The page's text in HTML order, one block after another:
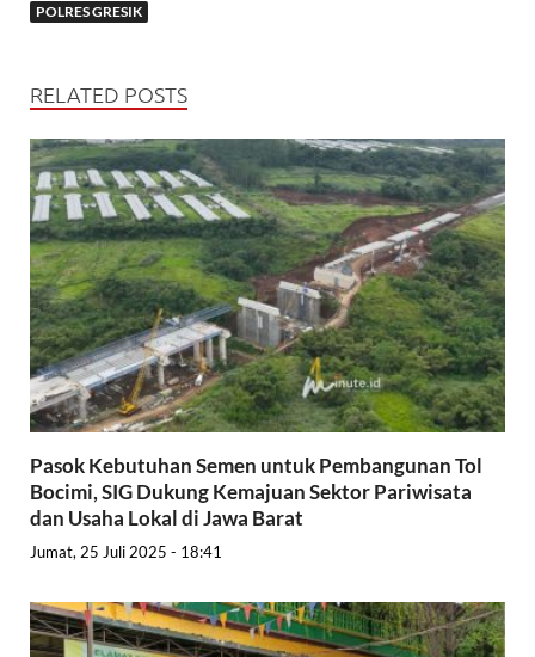
POLRES GRESIK
RELATED POSTS
Pasok Kebutuhan Semen untuk Pembangunan Tol
Bocimi, SIG Dukung Kemajuan Sektor Pariwisata
dan Usaha Lokal di Jawa Barat
Jumat, 25 Juli 2025 - 18:41